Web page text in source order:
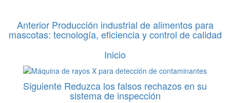
AnteriorProducción industrial de alimentos para
mascotas: tecnología, eficiencia y control de calidad
Inicio
Siguiente Reduzca los falsos rechazos en su
sistema de inspección